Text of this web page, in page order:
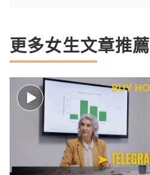
更多女生文章推薦